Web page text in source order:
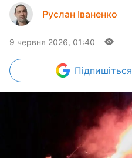
Руслан Іваненко
9 червня 2026, 01:40
Підпишіться